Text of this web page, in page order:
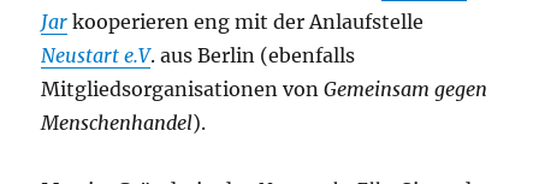
Jar kooperieren eng mit der Anlaufstelle
Neustart e.V. aus Berlin (ebenfalls
Mitgliedsorganisationen vonGemeinsam gegen
Menschenhandel).